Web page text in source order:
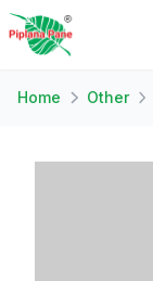
Home Other